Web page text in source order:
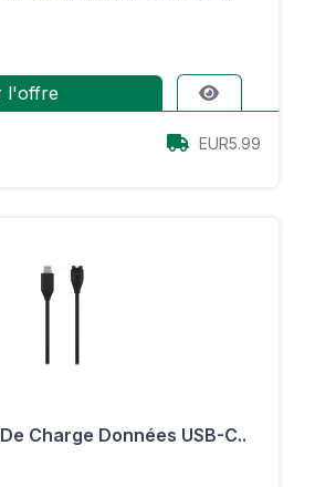
l'offre
EUR5.99
Charge Données USB-C..